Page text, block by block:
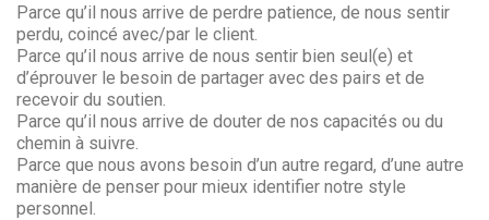
Parce qu’il nous arrive de perdre patience, de nous sentir
perdu, coincé avec/par le client.
Parce qu’il nous arrive de nous sentir bien seul(e) et
d’éprouver le besoin de partager avec des pairs et de
recevoir du soutien.
Parce qu’il nous arrive de douter de nos capacités ou du
chemin à suivre.
Parce que nous avons besoin d’un autre regard, d’une autre
manière de penser pour mieux identifier notre style
personnel.